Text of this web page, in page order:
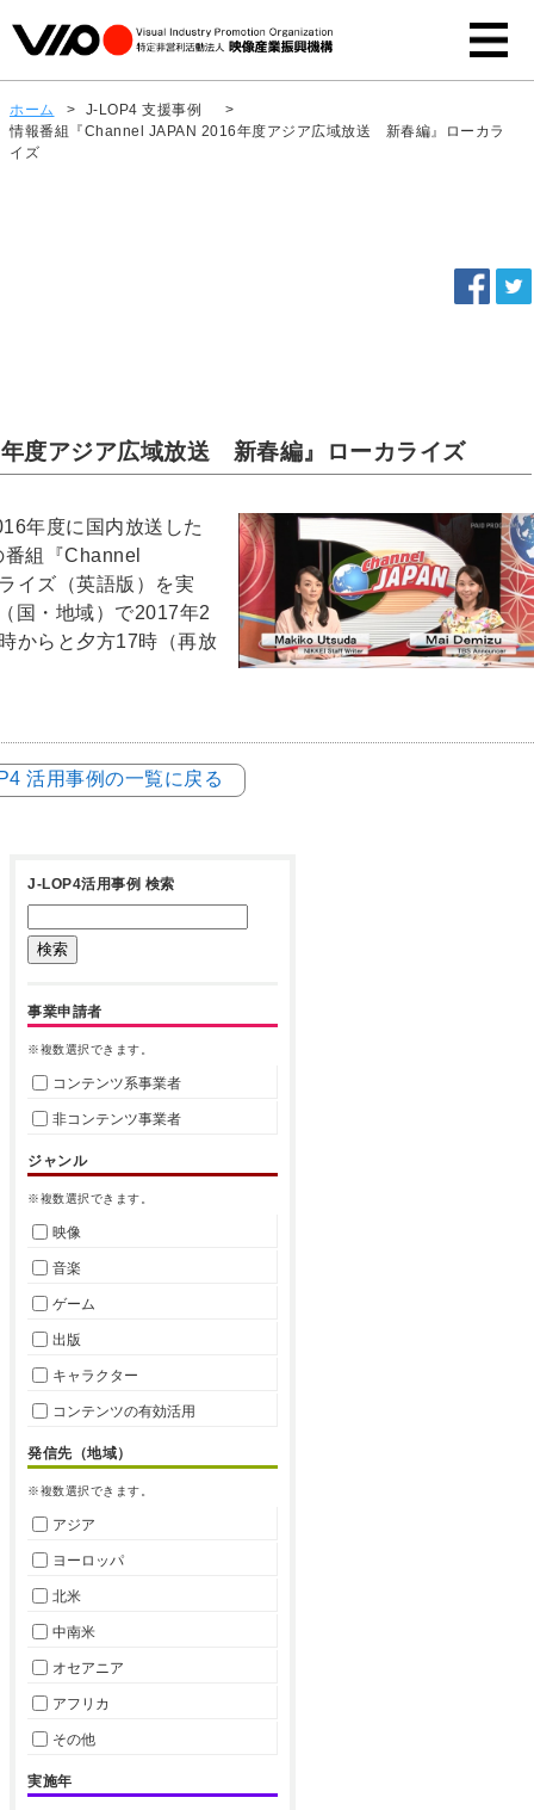
ホーム > J-LOP4 支援事例
>
情報番組『Channel JAPAN 2016年度アジア広域放送 新春編』ローカラ
イズ
度アジア広域放送 新春編』ローカライズ
年度に国内放送した
組『Channel
イズ（英語版）を実
国・地域）で2017年2
からと夕方17時（再放
活用事例の一覧に戻る
J-LOP4活用事例 検索
事業申請者
※複数選択できます。
コンテンツ系事業者
非コンテンツ事業者
ジャンル
※複数選択できます。
映像
音楽
ゲーム
出版
キャラクター
コンテンツの有効活用
発信先（地域）
※複数選択できます。
アジア
ヨーロッパ
北米
中南米
オセアニア
アフリカ
その他
実施年